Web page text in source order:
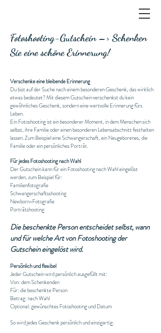
Fotoshooting-Gutschein –> Schenken
Sie eine schöne Erinnerung!
Verschenke eine bleibende Erinnerung
Du bist auf der Suche nach einem besonderen Geschenk, das wirklich
etwas bedeutet? Mit diesem Gutschein verschenkst du kein
gewöhnliches Geschenk, sondern eine wertvolle Erinnerung fürs
Leben.
Ein Fotoshooting ist ein besonderer Moment, in dem Menschen sich
selbst, ihre Familie oder einen besonderen Lebensabschnitt festhalten
lassen. Zum Beispiel eine Schwangerschaft, ein Neugeborenes, die
Familie oder ein persönliches Porträt.
Für jedes Fotoshooting nach Wahl
Der Gutschein kann für ein Fotoshooting nach Wahl eingelöst
werden, zum Beispiel für:
Familienfotografie
Schwangerschaftsshooting
Newborn-Fotografie
Porträtshooting
Die beschenkte Person entscheidet selbst, wann
und für welche Art von Fotoshooting der
Gutschein eingelöst wird.
Persönlich und flexibel
Jeder Gutschein wird persönlich ausgefüllt mit:
Von: dem Schenkenden
Für: die beschenkte Person
Betrag: nach Wahl
Optional: gewünschtes Fotoshooting und Datum
So wird jedes Geschenk persönlich und einzigartig.